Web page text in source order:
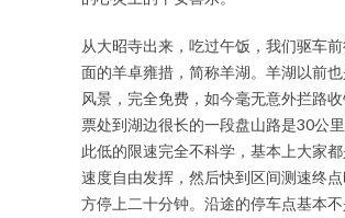
从大昭寺出来，吃过午饭，我们驱车
面的羊卓雍措，简称羊湖。羊湖以前
风景，完全免费，如今毫无意外拦路
票处到湖边很长的一段盘山路是30公
此低的限速完全不科学，基本上大家
速度自由发挥，然后快到区间测速终
方停上二十分钟。沿途的停车点基本